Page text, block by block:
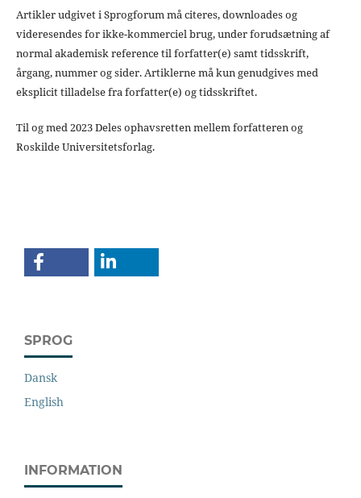
Artikler udgivet i Sprogforum må citeres, downloades og
videresendes for ikke-kommerciel brug, under forudsætning af
normal akademisk reference til forfatter(e) samt tidsskrift,
årgang, nummer og sider. Artiklerne må kun genudgives med
eksplicit tilladelse fra forfatter(e) og tidsskriftet.
Til og med 2023 Deles ophavsretten mellem forfatteren og
Roskilde Universitetsforlag.
SPROG
Dansk
English
INFORMATION